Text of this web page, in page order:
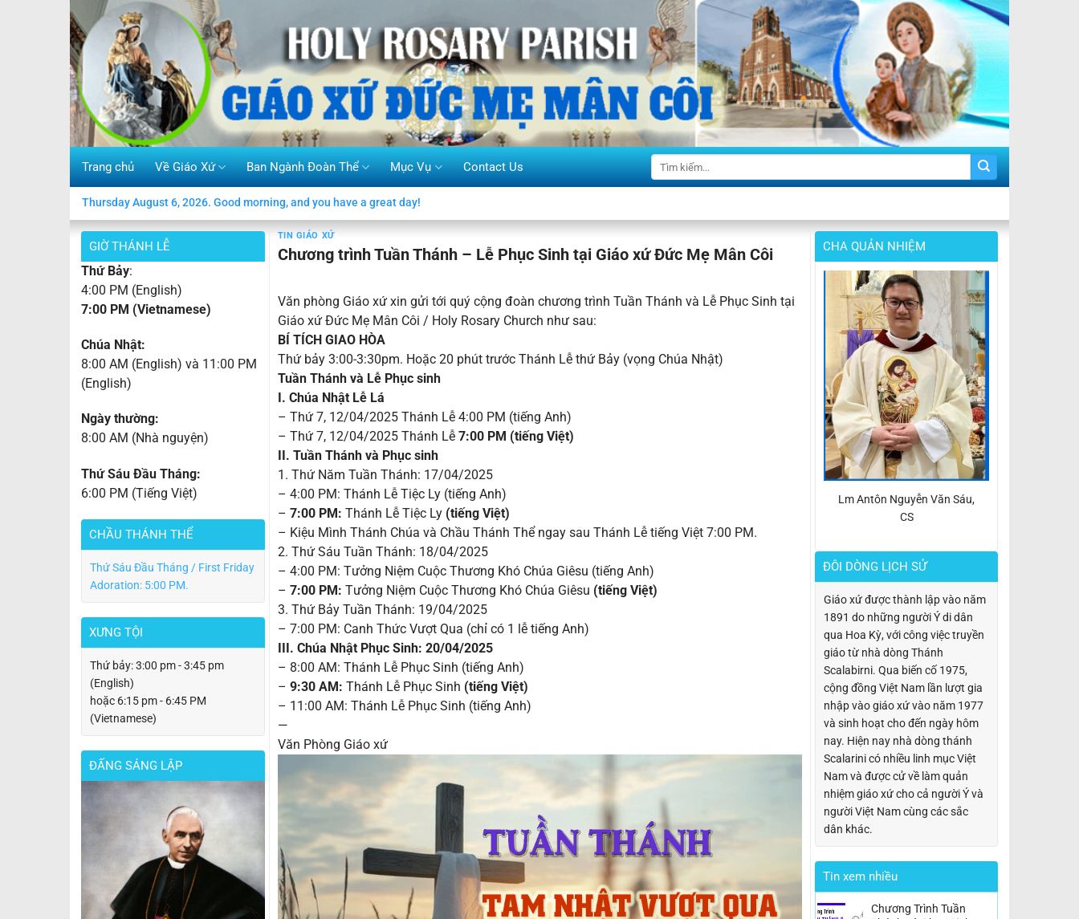
Skip
to
content
Trang chủ Về Giáo Xứ Ban Ngành Đoàn Thể Mục Vụ Contact Us
Thursday August 6, 2026. Good morning, and you have a great day!
GIỜ THÁNH LỄ
Thứ Bảy:
4:00 PM (English)
7:00 PM (Vietnamese)
Chúa Nhật:
8:00 AM (English) và 11:00 PM
(English)
Ngày thường:
8:00 AM (Nhà nguyện)
Thứ Sáu Đầu Tháng:
6:00 PM (Tiếng Việt)
CHẦU THÁNH THỂ
Thứ Sáu Đầu Tháng / First Friday
Adoration: 5:00 PM.
XƯNG TỘI
Thứ bảy: 3:00 pm - 3:45 pm
(English)
hoặc 6:15 pm - 6:45 PM
(Vietnamese)
ĐẤNG SÁNG LẬP
TIN GIÁO XỨ
Chương trình Tuần Thánh – Lễ Phục Sinh tại Giáo xứ Đức Mẹ Mân Côi
Văn phòng Giáo xứ xin gửi tới quý cộng đoàn chương trình Tuần Thánh và Lễ Phục Sinh tại
Giáo xứ Đức Mẹ Mân Côi / Holy Rosary Church như sau:
BÍ TÍCH GIAO HÒA
Thứ bảy 3:00-3:30pm. Hoặc 20 phút trước Thánh Lễ thứ Bảy (vọng Chúa Nhật)
Tuần Thánh và Lễ Phục sinh
I. Chúa Nhật Lễ Lá
– Thứ 7, 12/04/2025 Thánh Lễ 4:00 PM (tiếng Anh)
– Thứ 7, 12/04/2025 Thánh Lễ 7:00 PM (tiếng Việt)
II. Tuần Thánh và Phục sinh
1. Thứ Năm Tuần Thánh: 17/04/2025
– 4:00 PM: Thánh Lễ Tiệc Ly (tiếng Anh)
– 7:00 PM: Thánh Lễ Tiệc Ly (tiếng Việt)
– Kiệu Mình Thánh Chúa và Chầu Thánh Thể ngay sau Thánh Lễ tiếng Việt 7:00 PM.
2. Thứ Sáu Tuần Thánh: 18/04/2025
– 4:00 PM: Tưởng Niệm Cuộc Thương Khó Chúa Giêsu (tiếng Anh)
– 7:00 PM: Tưởng Niệm Cuộc Thương Khó Chúa Giêsu (tiếng Việt)
3. Thứ Bảy Tuần Thánh: 19/04/2025
– 7:00 PM: Canh Thức Vượt Qua (chỉ có 1 lễ tiếng Anh)
III. Chúa Nhật Phục Sinh: 20/04/2025
– 8:00 AM: Thánh Lễ Phục Sinh (tiếng Anh)
– 9:30 AM: Thánh Lễ Phục Sinh (tiếng Việt)
– 11:00 AM: Thánh Lễ Phục Sinh (tiếng Anh)
—
Văn Phòng Giáo xứ
CHA QUẢN NHIỆM
Lm Antôn Nguyễn Văn Sáu,
CS
ĐÔI DÒNG LỊCH SỬ
Giáo xứ được thành lập vào năm
1891 do những người Ý di dân
qua Hoa Kỳ, với công việc truyền
giáo từ nhà dòng Thánh
Scalabirni. Qua biến cố 1975,
cộng đồng Việt Nam lần lượt gia
nhập vào giáo xứ vào năm 1977
và sinh hoạt cho đến ngày hôm
nay. Hiện nay nhà dòng thánh
Scalarini có nhiều linh mục Việt
Nam và được cử về làm quản
nhiệm giáo xứ cho cả người Ý và
người Việt Nam cùng các sắc
dân khác.
Tin xem nhiều
Chương Trình Tuần